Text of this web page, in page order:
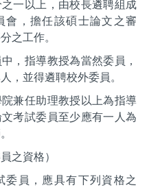
之一以上，由校長遴聘組成
會，擔任該碩士論文之審
之工作。
，指導教授為當然委員，
，並得遴聘校外委員。
兼任助理教授以上為指導
考試委員至少應有一人為
之資格）
委員，應具有下列資格之